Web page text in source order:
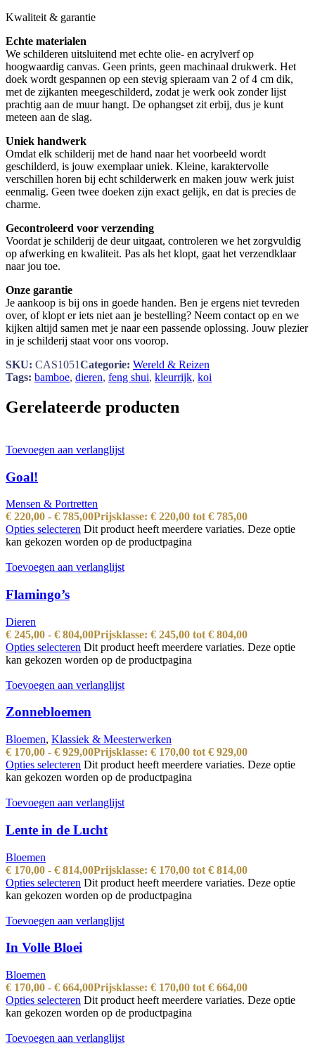
Kwaliteit & garantie
Echte materialen
We schilderen uitsluitend met echte olie- en acrylverf op
hoogwaardig canvas. Geen prints, geen machinaal drukwerk. Het
doek wordt gespannen op een stevig spieraam van 2 of 4 cm dik,
met de zijkanten meegeschilderd, zodat je werk ook zonder lijst
prachtig aan de muur hangt. De ophangset zit erbij, dus je kunt
meteen aan de slag.
Uniek handwerk
Omdat elk schilderij met de hand naar het voorbeeld wordt
geschilderd, is jouw exemplaar uniek. Kleine, karaktervolle
verschillen horen bij echt schilderwerk en maken jouw werk juist
eenmalig. Geen twee doeken zijn exact gelijk, en dat is precies de
charme.
Gecontroleerd voor verzending
Voordat je schilderij de deur uitgaat, controleren we het zorgvuldig
op afwerking en kwaliteit. Pas als het klopt, gaat het verzendklaar
naar jou toe.
Onze garantie
Je aankoop is bij ons in goede handen. Ben je ergens niet tevreden
over, of klopt er iets niet aan je bestelling? Neem contact op en we
kijken altijd samen met je naar een passende oplossing. Jouw plezier
in je schilderij staat voor ons voorop.
SKU: CAS1051Categorie: Wereld & Reizen
Tags: bamboe, dieren, feng shui, kleurrijk, koi
Gerelateerde producten
Toevoegen aan verlanglijst
Goal!
Mensen & Portretten
€ 220,00 - € 785,00Prijsklasse: € 220,00 tot € 785,00
Opties selecteren Dit product heeft meerdere variaties. Deze optie
kan gekozen worden op de productpagina
Toevoegen aan verlanglijst
Flamingo’s
Dieren
€ 245,00 - € 804,00Prijsklasse: € 245,00 tot € 804,00
Opties selecteren Dit product heeft meerdere variaties. Deze optie
kan gekozen worden op de productpagina
Toevoegen aan verlanglijst
Zonnebloemen
Bloemen, Klassiek & Meesterwerken
€ 170,00 - € 929,00Prijsklasse: € 170,00 tot € 929,00
Opties selecteren Dit product heeft meerdere variaties. Deze optie
kan gekozen worden op de productpagina
Toevoegen aan verlanglijst
Lente in de Lucht
Bloemen
€ 170,00 - € 814,00Prijsklasse: € 170,00 tot € 814,00
Opties selecteren Dit product heeft meerdere variaties. Deze optie
kan gekozen worden op de productpagina
Toevoegen aan verlanglijst
In Volle Bloei
Bloemen
€ 170,00 - € 664,00Prijsklasse: € 170,00 tot € 664,00
Opties selecteren Dit product heeft meerdere variaties. Deze optie
kan gekozen worden op de productpagina
Toevoegen aan verlanglijst